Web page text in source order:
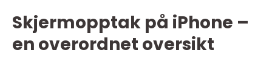
Skjermopptak på iPhone –
en overordnet oversikt